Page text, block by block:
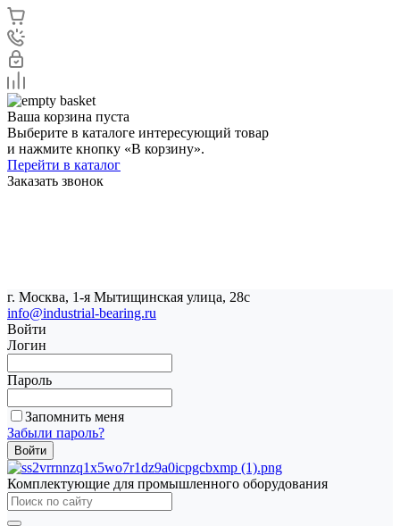
Ваша корзина пуста
Выберите в каталоге интересующий товар
и нажмите кнопку «В корзину».
Перейти в каталог
Заказать звонок
г. Москва, 1-я Мытищинская улица, 28с
info@industrial-bearing.ru
Войти
Логин
Пароль
Запомнить меня
Забыли пароль?
Комплектующие для промышленного оборудования